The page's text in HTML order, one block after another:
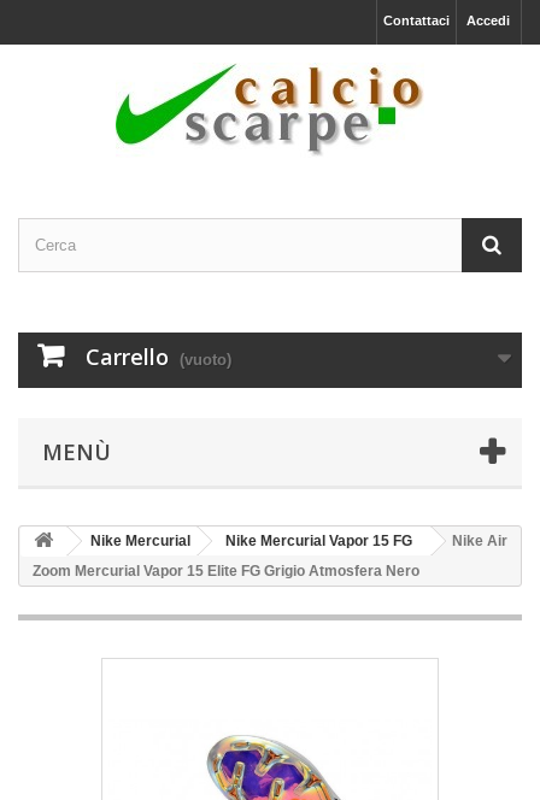
Accedi
Contattaci
Carrello (vuoto)
MENÙ
Nike Mercurial Nike Mercurial Vapor 15 FG
Nike Air
Zoom Mercurial Vapor 15 Elite FG Grigio Atmosfera Nero